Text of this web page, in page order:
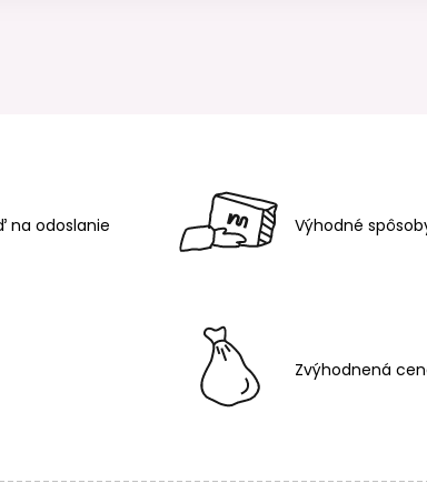
na odoslanie Výhodné
Zvýhodnená